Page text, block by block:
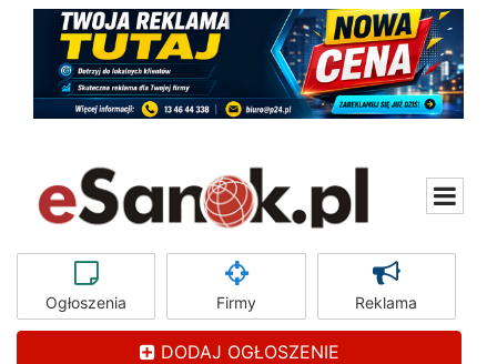
Ogłoszenia Firmy Reklama
DODAJ OGŁOSZENIE